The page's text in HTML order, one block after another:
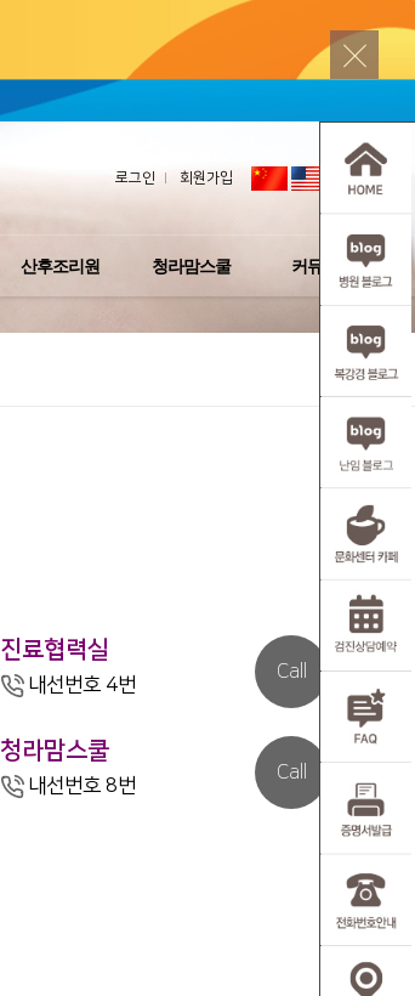
로그인 회원가입
산후조리원 청라맘스쿨 커뮤니티
진료협력실
내선번호 4번
Call
청라맘스쿨
내선번호 8번
Call